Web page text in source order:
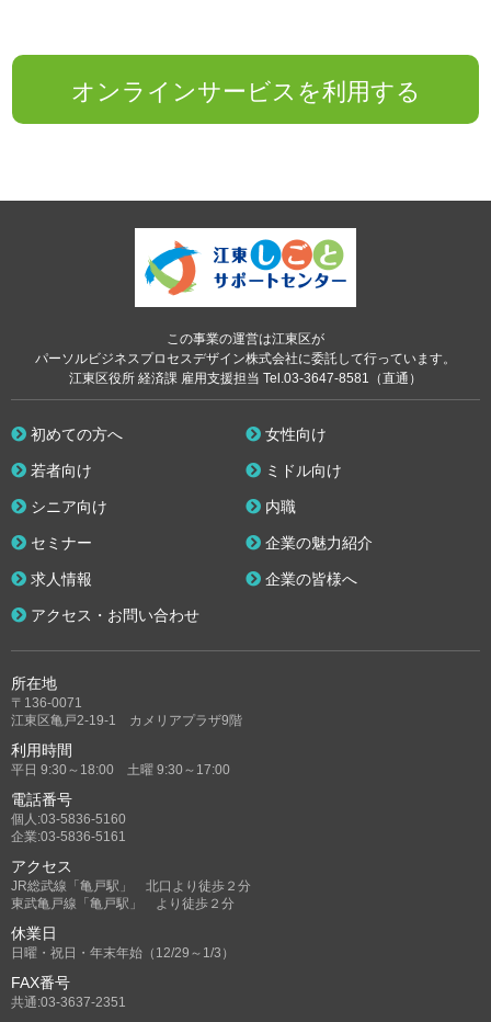
オンラインサービスを利用する
この事業の運営は江東区が
パーソルビジネスプロセスデザイン株式会社に委託して行っています。
江東区役所 経済課 雇用支援担当 Tel.03-3647-8581（直通）
所在地
〒136-0071
江東区亀戸2-19-1 カメリアプラザ9階
利用時間
平日 9:30～18:00 土曜 9:30～17:00
電話番号
個人:03-5836-5160
企業:03-5836-5161
アクセス
JR総武線「亀戸駅」 北口より徒歩２分
東武亀戸線「亀戸駅」 より徒歩２分
休業日
日曜・祝日・年末年始（12/29～1/3）
FAX番号
共通:03-3637-2351
初めての方へ 女性向け
若者向け ミドル向け
シニア向け 内職
セミナー 企業の魅力紹介
求人情報 企業の皆様へ
アクセス・お問い合わせ